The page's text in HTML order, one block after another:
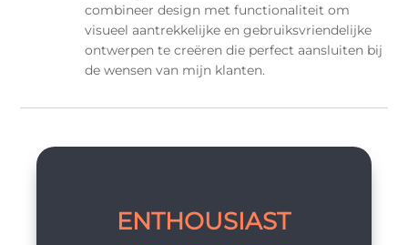
combineer design met functionaliteit om
visueel aantrekkelijke en gebruiksvriendelijke
ontwerpen te creëren die perfect aansluiten bij
de wensen van mijn klanten.
ENTHOUSIAST